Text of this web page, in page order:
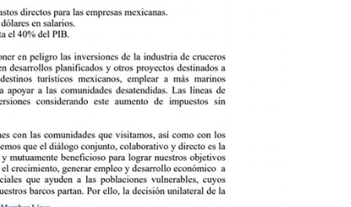
Desatan Operativo En Puerto Vallarta
Y Anuncian Plan De Restauración Ambiental
Salud Animal Y Prevención Del Dengue En Tomatlán
De Nayarit Enfrentarán Proceso Penal
A Morir En Prisión En Estados Unidos
A Familias De Personas Desaparecidas En Tapalpa
Queja De Vialidades A Juan Carlos Castro
De “La Odisea” En Puerto Vallarta Se Vuelve Viral